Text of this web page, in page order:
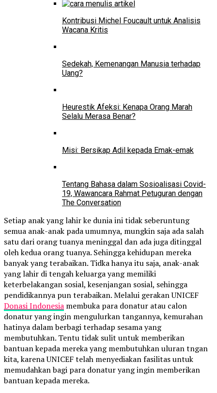
Kontribusi Michel Foucault untuk Analisis
Wacana Kritis
Sedekah, Kemenangan Manusia terhadap
Uang?
Heurestik Afeksi: Kenapa Orang Marah
Selalu Merasa Benar?
Misi: Bersikap Adil kepada Emak-emak
Tentang Bahasa dalam Sosioalisasi Covid-
19, Wawancara Rahmat Petuguran dengan
The Conversation
Setiap anak yang lahir ke dunia ini tidak seberuntung
semua anak-anak pada umumnya, mungkin saja ada salah
satu dari orang tuanya meninggal dan ada juga ditinggal
oleh kedua orang tuanya. Sehingga kehidupan mereka
banyak yang terabaikan. Tidka hanya itu saja, anak-anak
yang lahir di tengah keluarga yang memiliki
keterbelakangan sosial, kesenjangan sosial, sehingga
pendidikannya pun terabaikan. Melalui gerakan UNICEF
Donasi Indonesia membuka para donatur atau calon
donatur yang ingin mengulurkan tangannya, kemurahan
hatinya dalam berbagi terhadap sesama yang
membutuhkan. Tentu tidak sulit untuk memberikan
bantuan kepada mereka yang membutuhkan uluran tngan
kita, karena UNICEF telah menyediakan fasilitas untuk
memudahkan bagi para donatur yang ingin memberikan
bantuan kepada mereka.